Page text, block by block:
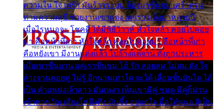
ความใน ใจ เศร้า มันร้าวระบม ต้องมาขื่นขม เศร้าตรม
ท่ามความสุขี ช่วยงานเขาแต่ง แต่เรา แล้งมาหลายปี
เมื่อไรหนอจะ โชคดี ได้มีพิธีวิวาห์ หัวใจหล้า คอยไปคอย
มา คือหน้าที่เก่า หัวใจหล้า คอยไปคอยมา คือหน้าที่เก่า
คือหยังเขา มีงานแต่งแล้ว ไปล้างแต่จาน ดั่งถูกประหาร
เมื่อเขาชื่นบาน แต่เราขื่นขม โอ้ รัก ลอยลม ไม่สม ดัง ใจ
ล้างจานคอยคู่ ไม่รู้ อีกนานเท่าใด จะได้ เลื่อนขั้นบันได ได้
เป็น ตำแหน่งเจ้าสาว มันเหงา เห็นเขามีคู่ ซมดู มีคู่ก็ม่วน
เข้าพาขวัญ เสียงโห่ตึงตึง มันซึ้ง อยู่แก่ใจ มื้อใด๋หนอ สิเป็น